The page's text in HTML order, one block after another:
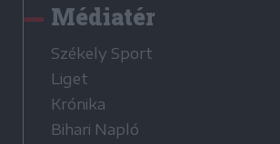
Médiatér
Székely Sport
Liget
Krónika
Bihari Napló